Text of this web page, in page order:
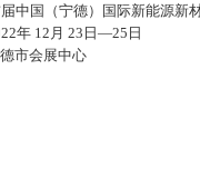
中国（宁德）国际新能源新
年 12月 23日—25日
市会展中心